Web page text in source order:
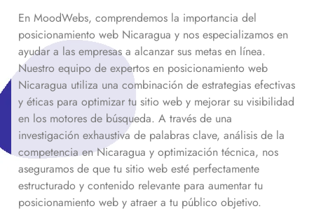
En MoodWebs, comprendemos la importancia del
posicionamiento web Nicaragua y nos especializamos en
ayudar a las empresas a alcanzar sus metas en línea.
Nuestro equipo de expertos en posicionamiento web
Nicaragua utiliza una combinación de estrategias efectivas
y éticas para optimizar tu sitio web y mejorar su visibilidad
en los motores de búsqueda. A través de una
investigación exhaustiva de palabras clave, análisis de la
competencia enNicaragua y optimización técnica, nos
aseguramos de que tu sitio web esté perfectamente
estructurado y contenido relevante para aumentar tu
posicionamiento web y atraer a tu público objetivo.